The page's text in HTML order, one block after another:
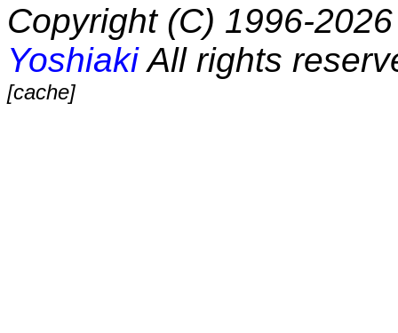
Copyright (C) 1996-
YoshiakiAll rights
[cache]